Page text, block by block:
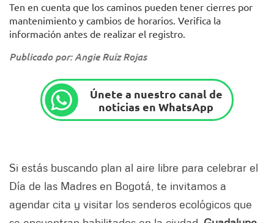
Ten en cuenta que los caminos pueden tener cierres por
mantenimiento y cambios de horarios. Verifica la
información antes de realizar el registro.
Publicado por: Angie Ruíz Rojas
Únete a nuestro canal de
noticias en WhatsApp
Si estás buscando plan al aire libre para celebrar el
Día de las Madres en Bogotá, te invitamos a
agendar cita y visitar los senderos ecológicos que